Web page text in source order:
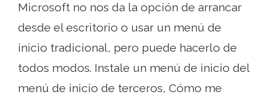
Microsoft no nos da la opción de arrancar
desde el escritorio o usar un menú de
inicio tradicional, pero puede hacerlo de
todos modos. Instale un menú de inicio del
menú de inicio de terceros, Cómo me